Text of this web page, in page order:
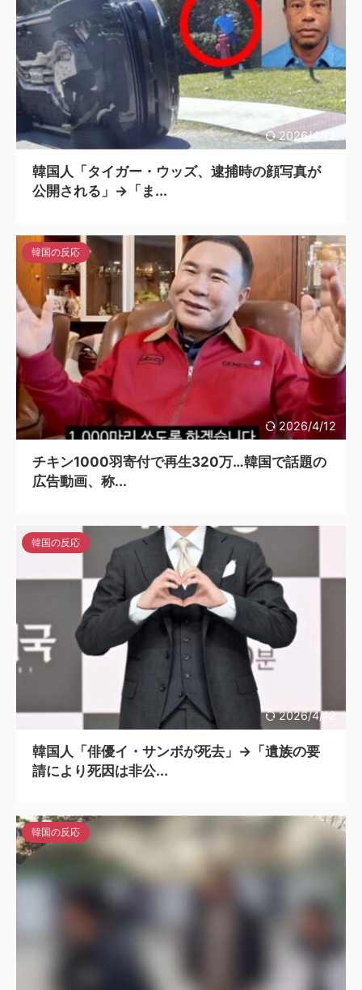
2026/4/12
韓国人「タイガー・ウッズ、逮捕時の顔写真が
公開される」→「ま...
2026/4/12
韓国の反応
チキン1000羽寄付で再生320万…韓国で話題の
広告動画、称...
2026/4/12
韓国の反応
韓国人「俳優イ・サンボが死去」→「遺族の要
請により死因は非公...
韓国の反応